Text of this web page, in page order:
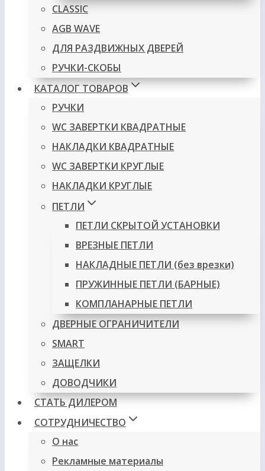
CLASSIC
AGB WAVE
ДЛЯ РАЗДВИЖНЫХ ДВЕРЕЙ
РУЧКИ-СКОБЫ
КАТАЛОГ ТОВАРОВ
РУЧКИ
WC ЗАВЕРТКИ КВАДРАТНЫЕ
НАКЛАДКИ КВАДРАТНЫЕ
WC ЗАВЕРТКИ КРУГЛЫЕ
НАКЛАДКИ КРУГЛЫЕ
ПЕТЛИ
ПЕТЛИ СКРЫТОЙ УСТАНОВКИ
ВРЕЗНЫЕ ПЕТЛИ
НАКЛАДНЫЕ ПЕТЛИ (без врезки)
ПРУЖИННЫЕ ПЕТЛИ (БАРНЫЕ)
КОМПЛАНАРНЫЕ ПЕТЛИ
ДВЕРНЫЕ ОГРАНИЧИТЕЛИ
SMART
ЗАЩЕЛКИ
ДОВОДЧИКИ
СТАТЬ ДИЛЕРОМ
СОТРУДНИЧЕСТВО
О нас
Рекламные материалы